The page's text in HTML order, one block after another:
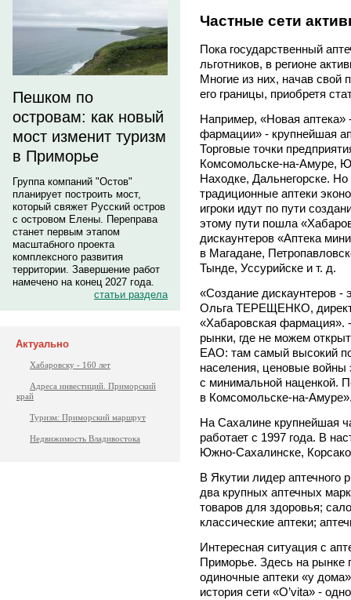
Пешком по
островам: как новый
мост изменит туризм
в Приморье
Группа компаний "Остов"
планирует построить мост,
который свяжет Русский остров
с островом Елены. Переправа
станет первым этапом
масштабного проекта
комплексного развития
территории. Завершение работ
намечено на конец 2027 года.
статьи раздела
Актуально
Хабаровску - 160 лет
Адреса инвестиций. Приморский
край
Туризм: Приморский маршрут
Недвижимость Владивостока
Частные сети
Пока государственный
льготников, в регионе
Многие из них, начав свой
его границы, приобретя
Например, «Новая аптека»
фармации» - крупнейшая
Торговые точки
Комсомольске-на-Амуре,
Находке, Дальнегорске. Но
традиционные аптеки
игроки идут по пути
этому пути пошла
дискаунтеров «Аптека
в Магадане,
Тынде, Уссурийске и т. д.
«Создание дискаунтеров -
Ольга ТЕРЕЩЕНКО,
«Хабаровская
рынки, где не можем
ЕАО: там самый высокий
населения, ценовые войны
с минимальной наценкой.
в Комсомольске-на-
На Сахалине крупнейшая
работает с 1997 года. В
Южно-Сахалинске,
В Якутии лидер аптечного
два крупных аптечных
товаров для здоровья;
классические аптеки;
Интересная ситуация с
Приморье. Здесь на рынке
одиночные аптеки «у
история сети «О’vita» -